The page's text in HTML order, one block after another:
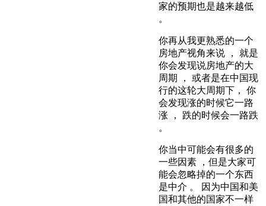
家的预期也是越来越低
。
你再从我更熟悉的一个
房地产视角来说 ， 就是
你会发现说房地产的大
周期 ， 或者是在中国现
行的这轮大周期下， 你
会发现涨的时候它一路
涨 ， 跌的时候会一路跌
。
你当中可能会有很多的
一些因素 ，但是大家可
能会忽略掉的一个东西
是中介 。 因为中国和美
国和其他的国家不一样